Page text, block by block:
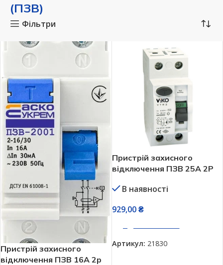
(ПЗВ)
Фільтри
Пристрій захисного
відключення ПЗВ 16А 2р
Пристрій захисного
відключення ПЗВ 25А 2P
2530В наявності
929,00₴
Артикул: 21830